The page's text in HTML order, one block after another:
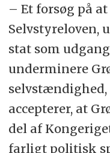
– Et forsøg på
Selvstyreloven,
stat som
underminere
accepterer, at
del af
farligt politisk